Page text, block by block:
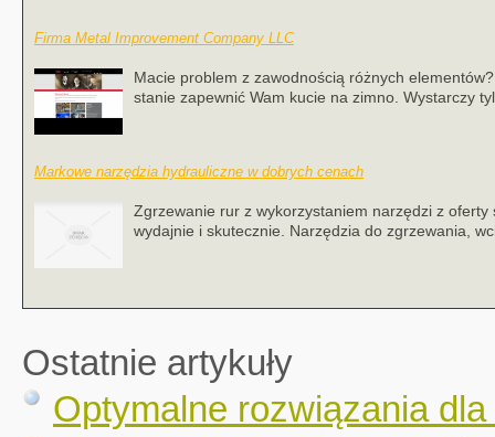
Firma Metal Improvement Company LLC
Macie problem z zawodnością różnych
stanie zapewnić Wam kucie na zimno. Wystarczy
Markowe narzędzia hydrauliczne w dobrych cenach
Zgrzewanie rur z wykorzystaniem narzędzi z
wydajnie i skutecznie. Narzędzia do zgrzewania,
Ostatnie artykuły
Optymalne rozwiązania dla